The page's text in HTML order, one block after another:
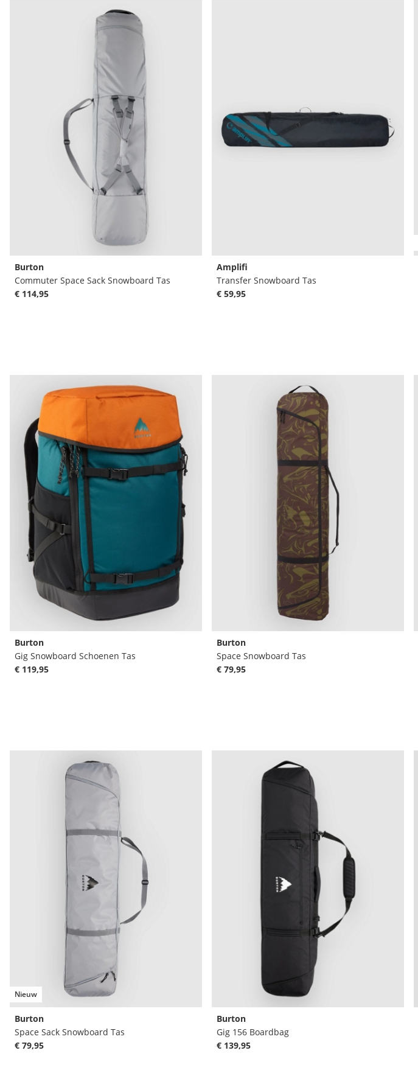
Burton
Commuter Space Sack Snowboard Tas
€ 114,95
Amplifi
Transfer Snowboard Tas
€ 59,95
Burton
Gig Snowboard Schoenen Tas
€ 119,95
Burton
Space Snowboard Tas
€ 79,95
Nieuw
Burton
Space Sack Snowboard Tas
€ 79,95
Burton
Gig 156 Boardbag
€ 139,95